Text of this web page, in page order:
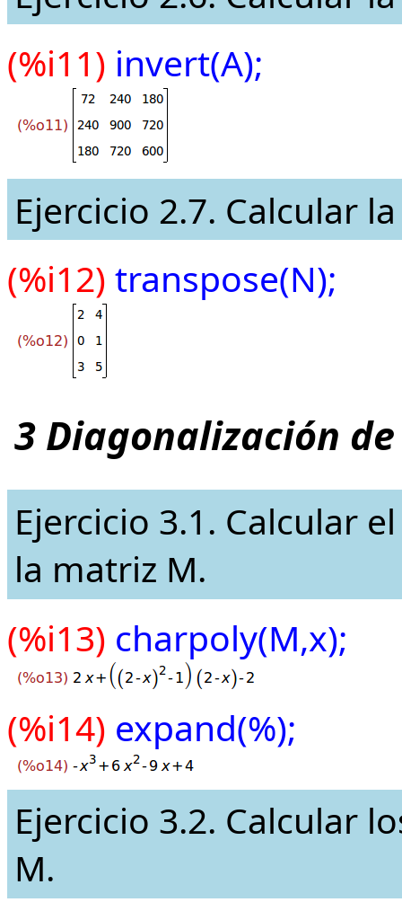
(%i11) invert(A);
Ejercicio 2.7. Calcular
(%i12) transpose(N);
3 Diagonalización
Ejercicio 3.1. Calcular
la matriz M.
(%i13) charpoly(M,x);
(%i14) expand(%);
Ejercicio 3.2. Calcular
M.